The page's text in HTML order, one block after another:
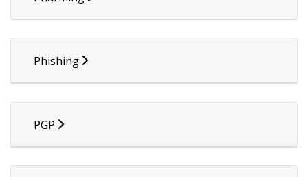
Phishing
PGP